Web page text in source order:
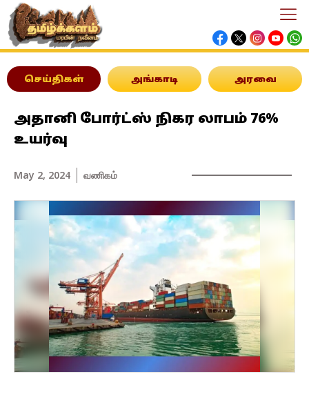
செய்திகள் அங்காடி அரவை
அதானி போர்ட்ஸ் நிகர லாபம் 76%
உயர்வு
May 2, 2024 வணிகம்